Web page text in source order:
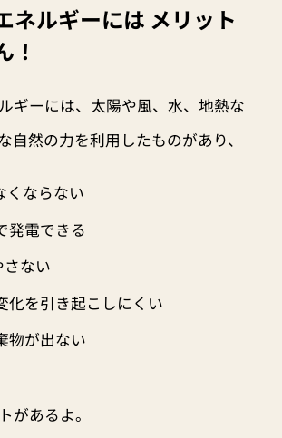
ネルギーには メリット
！
ギーには、太陽や風、水、地熱な
自然の力を利用したものがあり、
くならない
発電できる
さない
化を引き起こしにくい
物が出ない
があるよ。